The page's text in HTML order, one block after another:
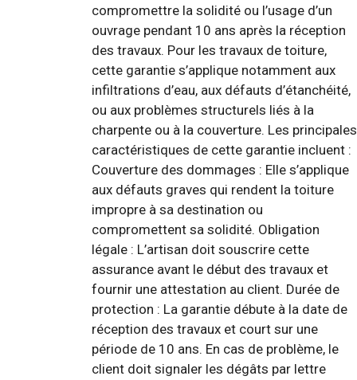
compromettre la solidité ou l’usage d’un
ouvrage pendant 10 ans après la réception
des travaux. Pour les travaux de toiture,
cette garantie s’applique notamment aux
infiltrations d’eau, aux défauts d’étanchéité,
ou aux problèmes structurels liés à la
charpente ou à la couverture. Les principales
caractéristiques de cette garantie incluent :
Couverture des dommages : Elle s’applique
aux défauts graves qui rendent la toiture
impropre à sa destination ou
compromettent sa solidité. Obligation
légale : L’artisan doit souscrire cette
assurance avant le début des travaux et
fournir une attestation au client. Durée de
protection : La garantie débute à la date de
réception des travaux et court sur une
période de 10 ans. En cas de problème, le
client doit signaler les dégâts par lettre